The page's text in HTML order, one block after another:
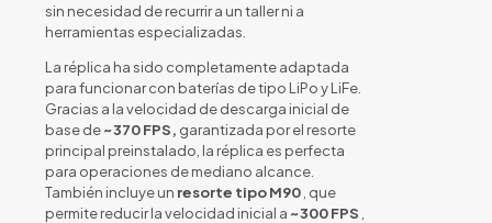
sin necesidad de recurrir a un taller ni a
herramientas especializadas.
La réplica ha sido completamente adaptada
para funcionar con baterías de tipo LiPo y LiFe.
Gracias a la velocidad de descarga inicial de
base de~370 FPS, garantizada por el resorte
principal preinstalado, la réplica es perfecta
para operaciones de mediano alcance.
También incluye un resorte tipo M90 , que
permite reducir la velocidad inicial a ~300 FPS